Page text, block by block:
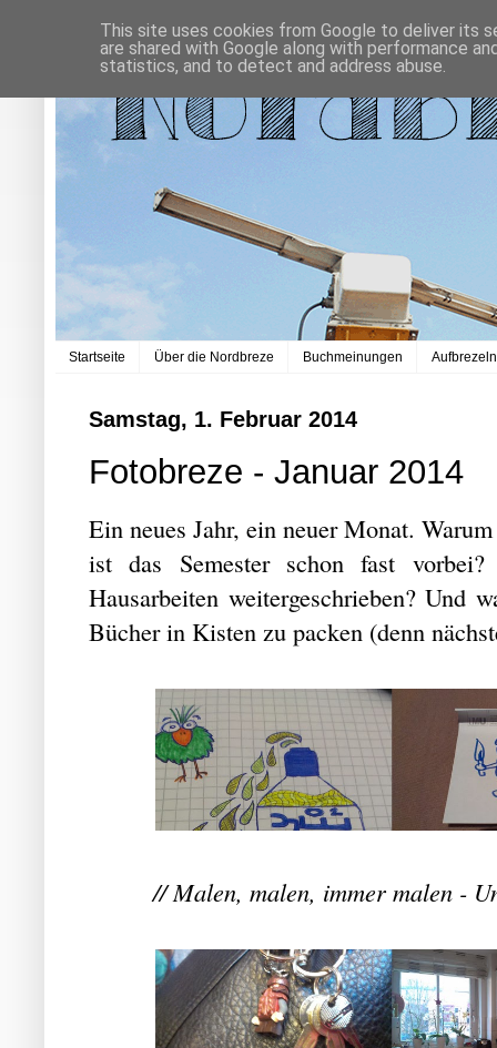
Startseite Über die Nordbreze Buchmeinungen
Samstag, 1. Februar 2014
Fotobreze - Januar 2014
Ein neues Jahr, ein neuer Monat.
ist das Semester schon fast
Hausarbeiten weitergeschrieben? Und
Bücher in Kisten zu packen (denn
// Malen, malen, immer malen -
This site uses cookies from Google to deliver its
are shared with Google along with performance
statistics, and to detect and address abuse.